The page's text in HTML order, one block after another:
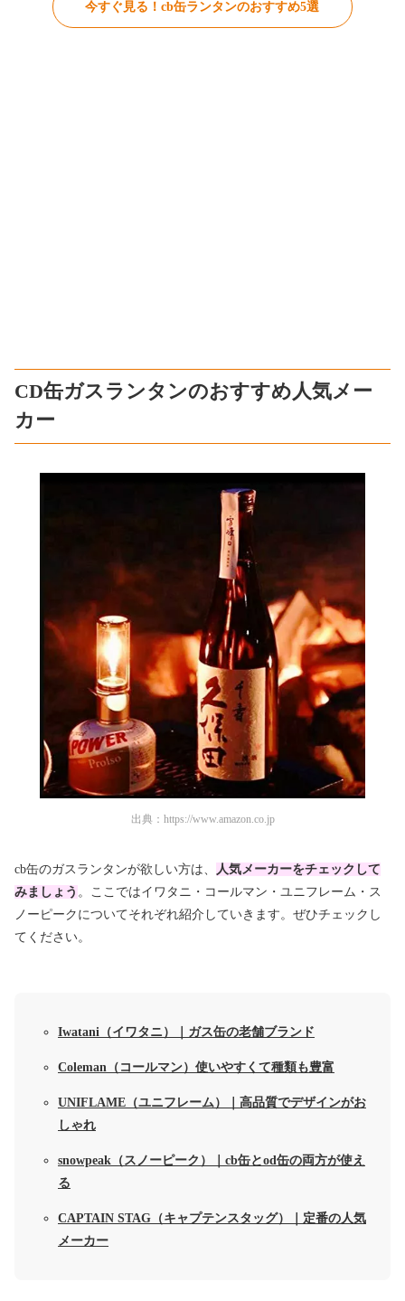
今すぐ見る！cb缶ランタンのおすすめ5選
CD缶ガスランタンのおすすめ人気メー
カー
出典： https://www.amazon.co.jp
cb缶のガスランタンが欲しい方は、
人気メーカーをチェックして
みましょう 。ここではイワタニ・コールマン・ユニフレーム・ス
ノーピークについてそれぞれ紹介していきます。ぜひチェックし
てください。
Iwatani（イワタニ）｜ガス缶の老舗ブランド
Coleman（コールマン）使いやすくて種類も豊富
UNIFLAME（ユニフレーム）｜高品質でデザインがお
しゃれ
snowpeak（スノーピーク）｜cb缶とod缶の両方が使え
る
CAPTAIN STAG（キャプテンスタッグ）｜定番の人気
メーカー